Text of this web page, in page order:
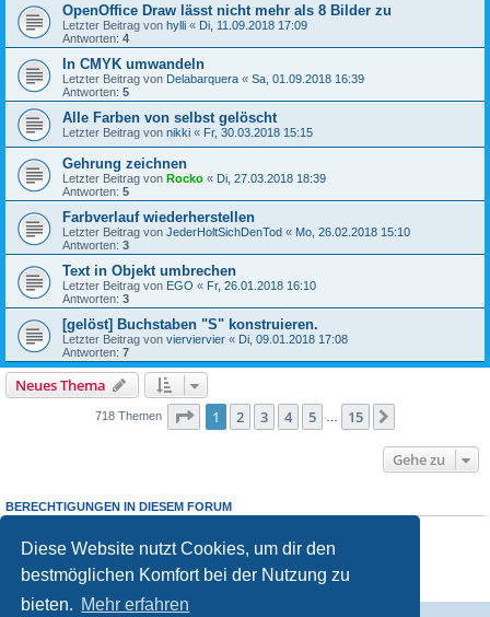
Diese Website nutzt Cookies, um dir den
bestmöglichen Komfort bei der Nutzung zu
bieten. Mehr erfahren
OpenOffice Draw lässt nicht mehr als 8 Bilder zu
Letzter Beitrag von hylli « Di, 11.09.2018 17:09
Antworten: 4
In CMYK umwandeln
Letzter Beitrag von Delabarquera « Sa, 01.09.2018 16:39
Antworten: 5
Alle Farben von selbst gelöscht
Letzter Beitrag von nikki « Fr, 30.03.2018 15:15
Gehrung zeichnen
Letzter Beitrag von Rocko « Di, 27.03.2018 18:39
Antworten: 5
Farbverlauf wiederherstellen
Letzter Beitrag von JederHoltSichDenTod « Mo, 26.02.2018 15:10
Antworten: 3
Text in Objekt umbrechen
Letzter Beitrag von EGO « Fr, 26.01.2018 16:10
Antworten: 3
[gelöst] Buchstaben "S" konstruieren.
Letzter Beitrag von vierviervier « Di, 09.01.2018 17:08
Antworten: 7
Neues Thema
718 Themen Seite 1von 15
1 2 3 4 5 15
Gehe zu
BERECHTIGUNGEN IN DIESEM FORUM
Dudarfst Antworten zu Themen in diesem Forum erstellen.
Du darfst deine Beiträge in diesem Forumnichtändern.
Du darfst deine Beiträge in diesem Forum nicht löschen.
keine